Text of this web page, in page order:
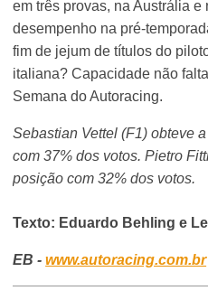
em três provas, na Austrália
desempenho na pré-
fim de jejum de títulos do
italiana? Capacidade não
Semana do Autoracing.
Sebastian Vettel (F1) obteve
com 37% dos votos. Pietro
posição com 32% dos votos.
Texto: Eduardo Behling e
EB -www.autoracing.com.br